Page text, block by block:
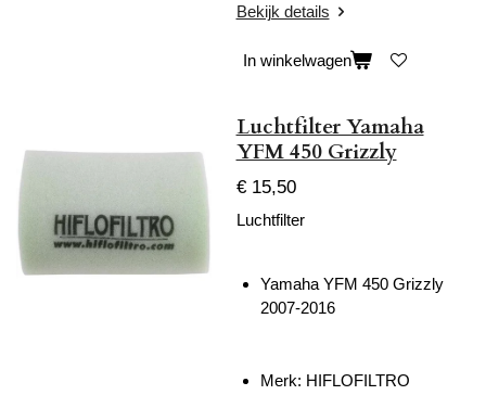
Bekijk details
In winkelwagen
Luchtfilter Yamaha
YFM 450 Grizzly
€ 15,50
Luchtfilter
Yamaha YFM 450 Grizzly
2007-2016
Merk: HIFLOFILTRO